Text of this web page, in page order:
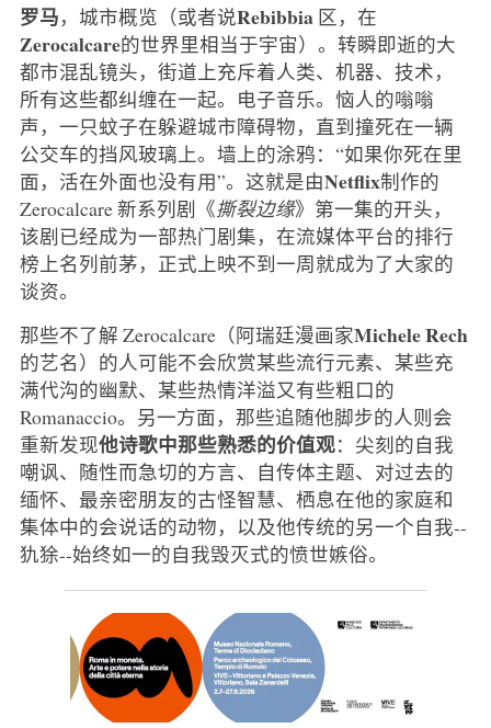
罗马，城市概览（或者说Rebibbia 区，在
Zerocalcare的世界里相当于宇宙）。转瞬即逝的大
都市混乱镜头，街道上充斥着人类、机器、技术，
所有这些都纠缠在一起。电子音乐。恼人的嗡嗡
声，一只蚊子在躲避城市障碍物，直到撞死在一辆
公交车的挡风玻璃上。墙上的涂鸦：“如果你死在里
面，活在外面也没有用”。这就是由Netflix制作的
Zerocalcare 新系列剧《撕裂边缘》第一集的开头，
该剧已经成为一部热门剧集，在流媒体平台的排行
榜上名列前茅，正式上映不到一周就成为了大家的
谈资。
那些不了解 Zerocalcare（阿瑞廷漫画家Michele Rech
的艺名）的人可能不会欣赏某些流行元素、某些充
满代沟的幽默、某些热情洋溢又有些粗口的
Romanaccio。另一方面，那些追随他脚步的人则会
重新发现他诗歌中那些熟悉的价值观：尖刻的自我
嘲讽、随性而急切的方言、自传体主题、对过去的
缅怀、最亲密朋友的古怪智慧、栖息在他的家庭和
集体中的会说话的动物，以及他传统的另一个自我--
犰狳--始终如一的自我毁灭式的愤世嫉俗。